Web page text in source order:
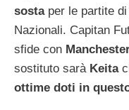
sostaper le partite di
Nazionali. Capitan
sfide con
sostituto sarà Keita
ottime doti in